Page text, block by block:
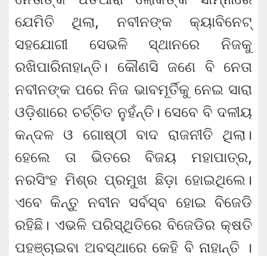
ଯେମିତି ଥିଲା, ନବୀନଙ୍କ କ୍ୟାବିନେଟ୍
ସହଯୋଗୀ ସେଭଳି ସ୍ଥାନରେ ନିଜକୁ
ରଖିପାରିନାହାନ୍ତି। କୌଣସି ଜଣେ ବି ନେତା
ନବୀନଙ୍କ ପରେ ନିଜ ଭାବମୂର୍ତିକୁ ନେଇ ସାରା
ଓଡ଼ିଶାରେ ଚର୍ଚ୍ଚିତ ନୁହଁନ୍ତି। ସେବେ ବି ଦଳୀୟ
କନ୍ଦଳ ଓ ଗୋଷ୍ଠୀ ବାଦ ରାଜନୀତି ଥିଲା।
ହେଲେ ତା ଭିତରେ ବିଜୟ ମହାପାତ୍ର,
ନରସିଂହ ମିଶ୍ର ପ୍ରମୁଖ ଛିଡ଼ା ହୋଇଥିଲେ।
ଏବେ କିନ୍ତୁ ନବୀନ ସର୍ବସ୍ବ ହୋଇ ବିଜେଡି
ରହିଛି। ଏଭଳି ପରିସ୍ଥିତିରେ ବିଜେଡିର କ୍ଷତି
ପହଞ୍ଚାଇବା ଅବସ୍ଥାରେ କେହି ବି ନାହାନ୍ତି ।